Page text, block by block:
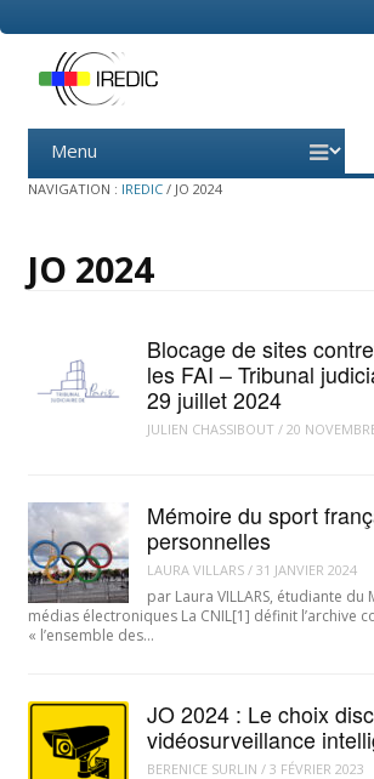
Menu
content
NAVIGATION : IREDIC / JO 2024
JO 2024
Blocage de sites
les FAI – Tribunal
29 juillet 2024
JULIEN CHASSIBOUT / 20
Mémoire du sport
personnelles
LAURA VILLARS/ 31 JANVIER 2024
par Laura VILLARS, étudiante
médias électroniques La CNIL[1] définit l’archive
« l’ensemble des…
JO 2024 : Le choix
vidéosurveillance
BERENICE SURLIN / 3 FÉVRIER 2023